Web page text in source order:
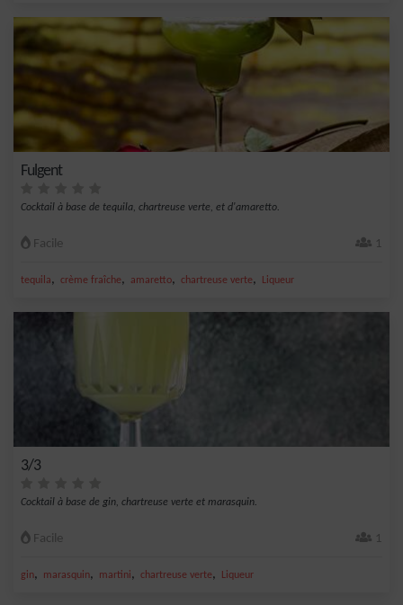
Fulgent
Cocktail à base de tequila, chartreuse verte, et d'amaretto.
Facile 1
tequila, crème fraîche, amaretto, chartreuse verte, Liqueur
3/3
Cocktail à base de gin, chartreuse verte et marasquin.
Facile 1
gin, marasquin, martini, chartreuse verte, Liqueur